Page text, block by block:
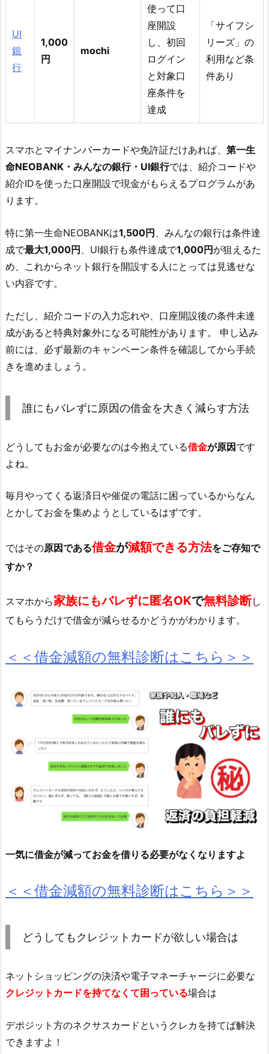
UI
銀
行
1,000
円
mochi
使って口
座開設
し、初回
ログイン
と対象口
座条件を
達成
「サイフシ
リーズ」の
利用など条
件あり
スマホとマイナンバーカードや免許証だけあれば、 第一生
命NEOBANK・みんなの銀行・UI銀行では、紹介コードや
紹介IDを使った口座開設で現金がもらえるプログラムがあ
ります。
特に第一生命NEOBANKは1,500円 、みんなの銀行は条件達
成で最大1,000円 、UI銀行も条件達成で1,000円が狙えるた
め、これからネット銀行を開設する人にとっては見逃せな
い内容です。
ただし、紹介コードの入力忘れや、口座開設後の条件未達
成があると特典対象外になる可能性があります。 申し込み
前には、必ず最新のキャンペーン条件を確認してから手続
きを進めましょう。
誰にもバレずに原因の借金を大きく減らす方法
どうしてもお金が必要なのは今抱えている借金が原因です
よね。
毎月やってくる返済日や催促の電話に困っているからなん
とかしてお金を集めようとしているはずです。
ではその原因である借金が減額できる方法をご存知で
すか？
スマホから家族にもバレずに匿名OKで無料診断し
てもらうだけで借金が減らせるかどうかがわかります。
＜＜借金減額の無料診断はこちら＞＞
一気に借金が減ってお金を借りる必要がなくなりますよ
＜＜借金減額の無料診断はこちら＞＞
どうしてもクレジットカードが欲しい場合は
ネットショッピングの決済や電子マネーチャージに必要な
クレジットカードを持てなくて困っている場合は
デポジット方のネクサスカードというクレカを持てば解決
できますよ！